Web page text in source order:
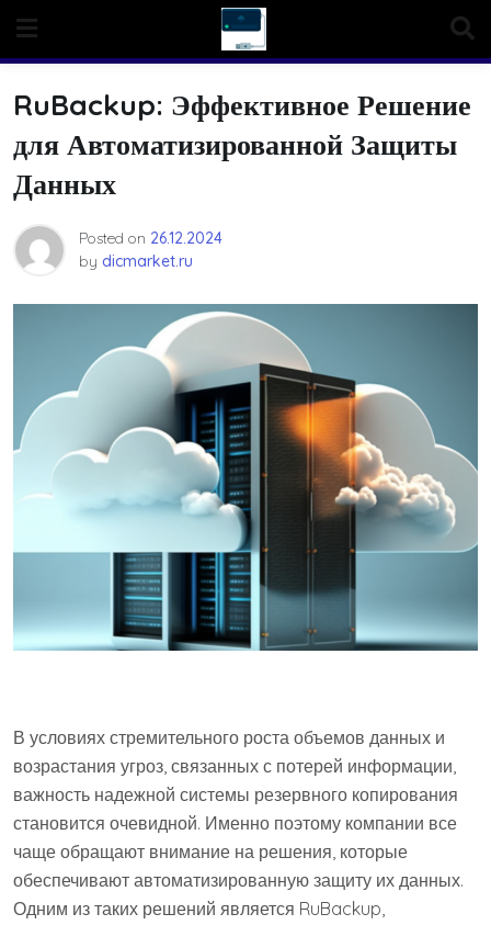
content
RuBackup: Эффективное Решение
для Автоматизированной Защиты
Данных
Posted on 26.12.2024
by dicmarket.ru
В условиях стремительного роста объемов данных и
возрастания угроз, связанных с потерей информации,
важность надежной системы резервного копирования
становится очевидной. Именно поэтому компании все
чаще обращают внимание на решения, которые
обеспечивают автоматизированную защиту их данных.
Одним из таких решений является RuBackup,